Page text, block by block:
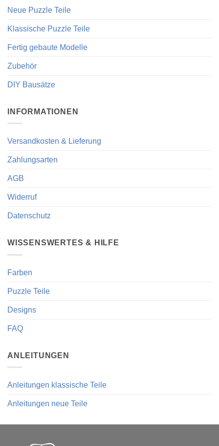
Neue Puzzle Teile
Klassische Puzzle Teile
Fertig gebaute Modelle
Zubehör
DIY Bausätze
INFORMATIONEN
Versandkosten & Lieferung
Zahlungsarten
AGB
Widerruf
Datenschutz
WISSENSWERTES & HILFE
Farben
Puzzle Teile
Designs
FAQ
ANLEITUNGEN
Anleitungen klassische Teile
Anleitungen neue Teile